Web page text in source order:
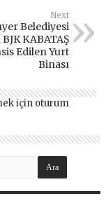
Next
Belediyesi
KABATAŞ
Edilen Yurt
Binası
için oturum